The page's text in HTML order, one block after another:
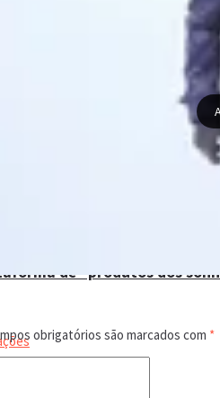
de “produtos dos
obrigatórios são marcados com *